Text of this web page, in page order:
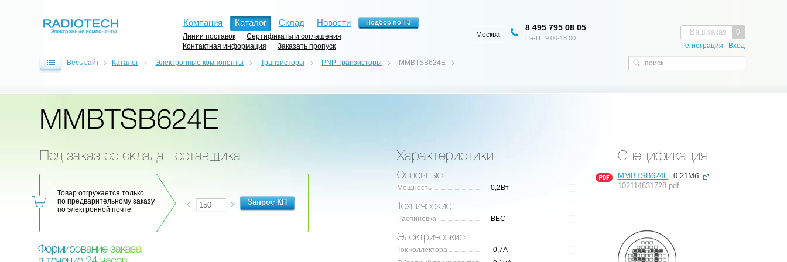
Компания Каталог Склад Новости
Линии поставок
Сертификаты и соглашения
Контактная информация
Заказать пропуск
0
Ваш заказ
Регистрация Вход
Москва
8 495 795 08 05
Пн-Пт 9:00-18:00
Весь сайт Каталог Электронные компоненты Транзисторы PNP Транзисторы MMBTSB624E
MMBTSB624E
Под заказ со склада поставщика
Товар отгружается только
по предварительному заказу
по электронной почте
Формирование заказа
Характеристики
Основные
Мощность 0,2Вт
Технические
Распиновка BEC
Электрические
Ток коллектора
-0,7А
Спецификация
MMBTSB624E 0.21Мб
102114831728.pdf